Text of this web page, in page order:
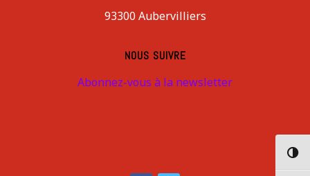
93300 Aubervilliers
NOUS SUIVRE
Abonnez-vous à la newsletter